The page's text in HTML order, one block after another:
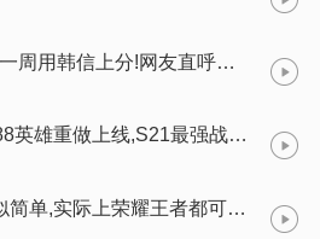
《王者荣耀》:梦泪连续一周用韩信上分!网友直呼爷青回!
《王者荣耀》 这个13888英雄重做上线,S21最强战士确认!白起削弱,马可彻底凉凉!
王者荣耀:这5个英雄看似简单,实际上荣耀王者都可能玩不好,并不是有手就行!